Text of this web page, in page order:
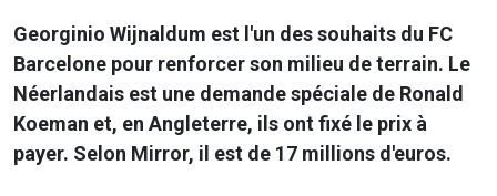
Georginio Wijnaldum est l'un des souhaits du FC
Barcelone pour renforcer son milieu de terrain. Le
Néerlandais est une demande spéciale de Ronald
Koeman et, en Angleterre, ils ont fixé le prix à
payer. Selon Mirror, il est de 17 millions d'euros.